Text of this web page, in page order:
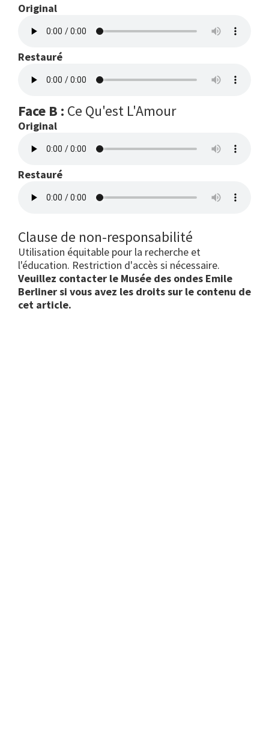
Original
Restauré
Face B : Ce Qu'est L'Amour
Original
Restauré
Clause de non-responsabilité
Utilisation équitable pour la recherche et
l'éducation. Restriction d'accès si nécessaire.
Veuillez contacter le Musée des ondes Emile
Berliner si vous avez les droits sur le contenu de
cet article.